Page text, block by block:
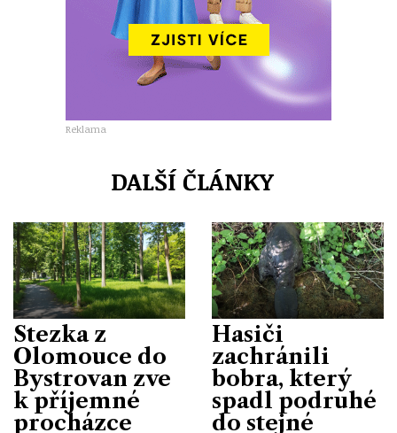
Reklama
DALŠÍ ČLÁNKY
Stezka z
Olomouce do
Bystrovan zve
k příjemné
procházce
Hasiči
zachránili
bobra, který
spadl podruhé
do stejné